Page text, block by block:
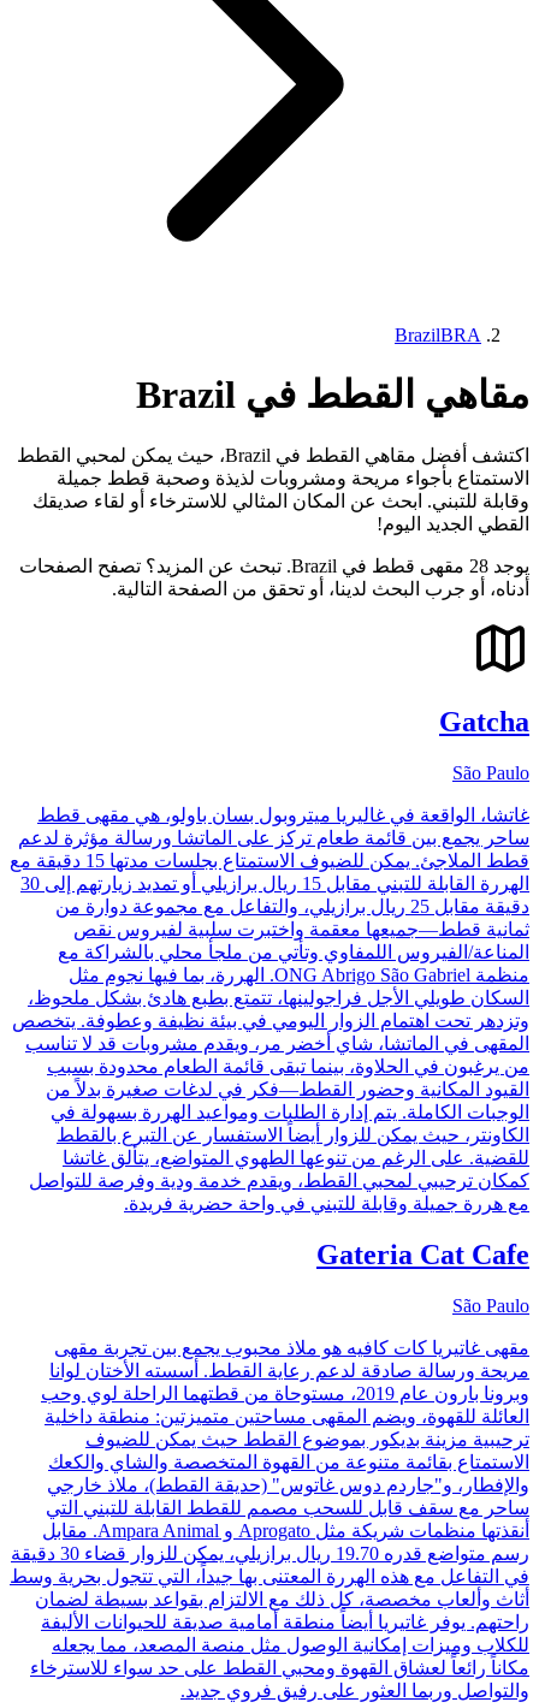
BrazilBRA
مقاهي القطط في Brazil
اكتشف أفضل مقاهي القطط في Brazil، حيث يمكن لمحبي القطط
الاستمتاع بأجواء مريحة ومشروبات لذيذة وصحبة قطط جميلة
وقابلة للتبني. ابحث عن المكان المثالي للاسترخاء أو لقاء صديقك
القطي الجديد اليوم!
يوجد 28 مقهى قطط في Brazil. تبحث عن المزيد؟ تصفح الصفحات
أدناه، أو جرب البحث لدينا، أو تحقق من الصفحة التالية.
Gatcha
São Paulo
غاتشا، الواقعة في غاليريا ميتروبول بسان باولو، هي مقهى قطط
ساحر يجمع بين قائمة طعام تركز على الماتشا ورسالة مؤثرة لدعم
قطط الملاجئ. يمكن للضيوف الاستمتاع بجلسات مدتها 15 دقيقة مع
الهررة القابلة للتبني مقابل 15 ريال برازيلي أو تمديد زيارتهم إلى 30
دقيقة مقابل 25 ريال برازيلي، والتفاعل مع مجموعة دوارة من
ثمانية قطط—جميعها معقمة واختبرت سلبية لفيروس نقص
المناعة/الفيروس اللمفاوي وتأتي من ملجأ محلي بالشراكة مع
منظمة ONG Abrigo São Gabriel. الهررة، بما فيها نجوم مثل
السكان طويلي الأجل فراجولينها، تتمتع بطبع هادئ بشكل ملحوظ،
وتزدهر تحت اهتمام الزوار اليومي في بيئة نظيفة وعطوفة. يتخصص
المقهى في الماتشا، شاي أخضر مر، ويقدم مشروبات قد لا تناسب
من يرغبون في الحلاوة، بينما تبقى قائمة الطعام محدودة بسبب
القيود المكانية وحضور القطط—فكر في لدغات صغيرة بدلاً من
الوجبات الكاملة. يتم إدارة الطلبات ومواعيد الهررة بسهولة في
الكاونتر، حيث يمكن للزوار أيضاً الاستفسار عن التبرع بالقطط
للقضية. على الرغم من تنوعها الطهوي المتواضع، يتألق غاتشا
كمكان ترحيبي لمحبي القطط، ويقدم خدمة ودية وفرصة للتواصل
مع هررة جميلة وقابلة للتبني في واحة حضرية فريدة.
Gateria Cat Cafe
São Paulo
مقهى غاتيريا كات كافيه هو ملاذ محبوب يجمع بين تجربة مقهى
مريحة ورسالة صادقة لدعم رعاية القطط. أسسته الأختان لوانا
وبرونا بارون عام 2019، مستوحاة من قطتهما الراحلة لوي وحب
العائلة للقهوة، ويضم المقهى مساحتين متميزتين: منطقة داخلية
ترحيبية مزينة بديكور بموضوع القطط حيث يمكن للضيوف
الاستمتاع بقائمة متنوعة من القهوة المتخصصة والشاي والكعك
والإفطار، و"جاردم دوس غاتوس" (حديقة القطط)، ملاذ خارجي
ساحر مع سقف قابل للسحب مصمم للقطط القابلة للتبني التي
أنقذتها منظمات شريكة مثل Aprogato و Ampara Animal. مقابل
رسم متواضع قدره 19.70 ريال برازيلي، يمكن للزوار قضاء 30 دقيقة
في التفاعل مع هذه الهررة المعتنى بها جيداً، التي تتجول بحرية وسط
أثاث وألعاب مخصصة، كل ذلك مع الالتزام بقواعد بسيطة لضمان
راحتهم. يوفر غاتيريا أيضاً منطقة أمامية صديقة للحيوانات الأليفة
للكلاب وميزات إمكانية الوصول مثل منصة المصعد، مما يجعله
مكاناً رائعاً لعشاق القهوة ومحبي القطط على حد سواء للاسترخاء
والتواصل وربما العثور على رفيق فروي جديد.